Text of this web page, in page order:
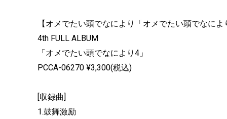
【オメでたい頭でなにより「オメでたい頭でなによ
4th FULL ALBUM
「オメでたい頭でなにより4」
PCCA-06270 ¥3,300(税込)
[収録曲]
1.鼓舞激励